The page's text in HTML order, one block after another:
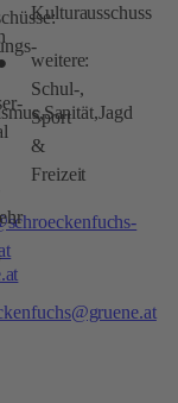
Kulturausschuss
weitere:
Schul-,
Sport
&
Freizeit